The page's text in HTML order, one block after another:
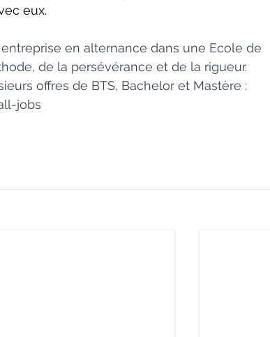
eux.
en alternance dans une Ecole de
de la persévérance et de la rigueur.
offres de BTS, Bachelor et Mastère :
jobs